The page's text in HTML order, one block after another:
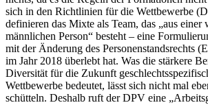
sich in den Richtlinien für die Wettbewerbe
definieren das Mixte als Team, das „aus
männlichen Person“ besteht – eine
mit der Änderung des Personenstandsrechts
im Jahr 2018 überlebt hat. Was die stärkere
Diversität für die Zukunft
Wettbewerbe bedeutet, lässt sich nicht mal
schütteln. Deshalb ruft der DPV eine